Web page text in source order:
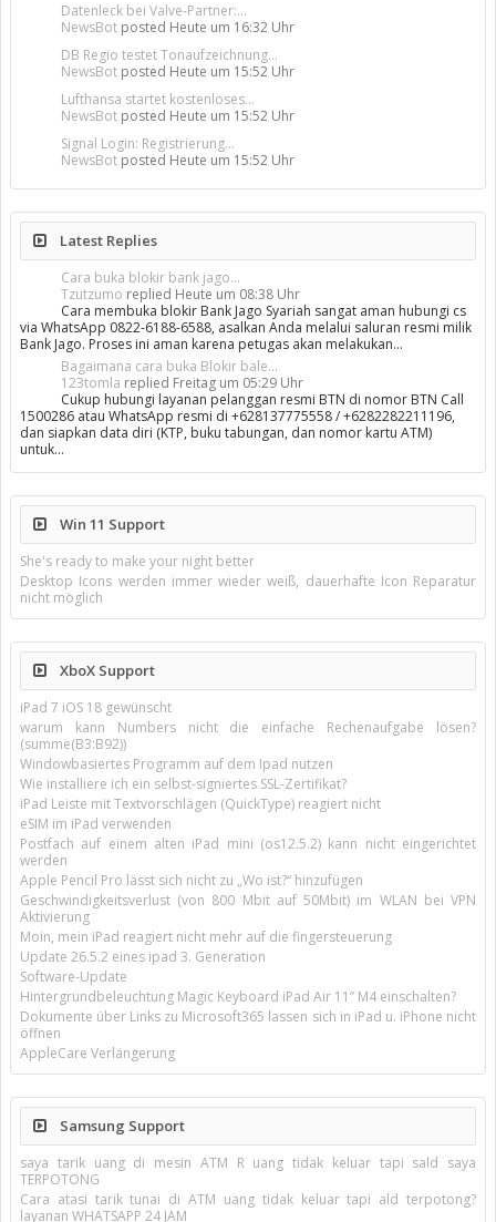
Datenleck bei Valve-Partner:...
NewsBot posted Heute um 16:32 Uhr
DB Regio testet Tonaufzeichnung...
NewsBot posted Heute um 15:52 Uhr
Lufthansa startet kostenloses...
NewsBot posted Heute um 15:52 Uhr
Signal Login: Registrierung...
NewsBot posted Heute um 15:52 Uhr
Latest Replies
Cara buka blokir bank jago...
Tzutzumo replied Heute um 08:38 Uhr
Cara membuka blokir Bank Jago Syariah sangat aman hubungi cs
via WhatsApp 0822-6188-6588, asalkan Anda melalui saluran resmi milik
Bank Jago. Proses ini aman karena petugas akan melakukan…
Bagaimana cara buka Blokir bale...
123tomla replied Freitag um 05:29 Uhr
Cukup hubungi layanan pelanggan resmi BTN di nomor BTN Call
1500286 atau WhatsApp resmi di +628137775558 / +6282282211196,
dan siapkan data diri (KTP, buku tabungan, dan nomor kartu ATM)
untuk…
Win 11 Support
She's ready to make your night better
Desktop Icons werden immer wieder weiß, dauerhafte Icon Reparatur
nicht möglich
XboX Support
iPad 7 iOS 18 gewünscht
warum kann Numbers nicht die einfache Rechenaufgabe lösen?
(summe(B3:B92))
Windowbasiertes Programm auf dem Ipad nutzen
Wie installiere ich ein selbst-signiertes SSL-Zertifikat?
iPad Leiste mit Textvorschlägen (QuickType) reagiert nicht
eSIM im iPad verwenden
Postfach auf einem alten iPad mini (os12.5.2) kann nicht eingerichtet
werden
Apple Pencil Pro lässt sich nicht zu „Wo ist?“ hinzufügen
Geschwindigkeitsverlust (von 800 Mbit auf 50Mbit) im WLAN bei VPN
Aktivierung
Moin, mein iPad reagiert nicht mehr auf die fingersteuerung
Update 26.5.2 eines ipad 3. Generation
Software-Update
Hintergrundbeleuchtung Magic Keyboard iPad Air 11’’ M4 einschalten?
Dokumente über Links zu Microsoft365 lassen sich in iPad u. iPhone nicht
öffnen
AppleCare Verlängerung
Samsung Support
saya tarik uang di mesin ATM R uang tidak keluar tapi sald saya
TERPOTONG
Cara atasi tarik tunai di ATM uang tidak keluar tapi ald terpotong?
layanan WHATSAPP 24 JAM